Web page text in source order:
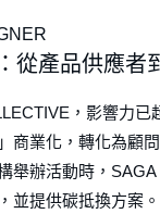
從產品供應者
，影響力已
商業化，轉化為顧
舉辦活動時，
並提供碳抵換方案。